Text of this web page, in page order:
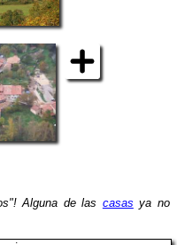
Alguna de las casas ya no